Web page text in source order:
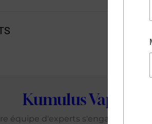
Kumulus Vape :
équipe d'experts s'engage